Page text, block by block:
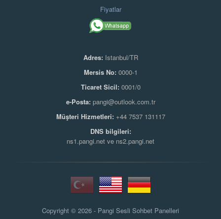
Fiyatlar
Adres:Istanbul/TR
Mersis No:0000-1
Ticaret Sicil:0001/0
e-Posta:pangi@outlook.com.tr
Müşteri Hizmetleri:+44 7537 131117
DNS bilgileri:
ns1.pangi.net ve ns2.pangi.net
Copyright © 2026 - Pangi Sesli Sohbet Panelleri